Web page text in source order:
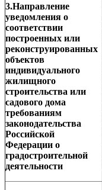
3.Направление
уведомления о
соответствии
построенных или
реконструированных
объектов
индивидуального
жилищного
строительства или
садового дома
требованиям
законодательства
Российской
Федерации о
градостроительной
деятельности